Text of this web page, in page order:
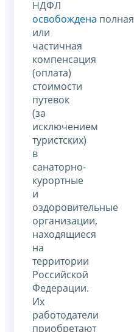
НДФЛ
освобождена полная
или
частичная
компенсация
(оплата)
стоимости
путевок
(за
исключением
туристских)
в
санаторно-
курортные
и
оздоровительные
организации,
находящиеся
на
территории
Российской
Федерации.
Их
работодатели
приобретают